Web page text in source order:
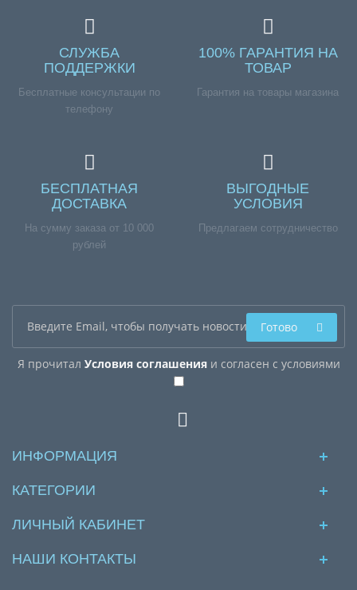
СЛУЖБА
ПОДДЕРЖКИ
Бесплатные консультации по
телефону
100% ГАРАНТИЯ НА
ТОВАР
Гарантия на товары магазина
БЕСПЛАТНАЯ
ДОСТАВКА
На сумму заказа от 10 000
рублей
ВЫГОДНЫЕ
УСЛОВИЯ
Предлагаем сотрудничество
Я прочитал Условия соглашенияи согласен с условиями
Готово
ИНФОРМАЦИЯ
КАТЕГОРИИ
ЛИЧНЫЙ КАБИНЕТ
НАШИ КОНТАКТЫ